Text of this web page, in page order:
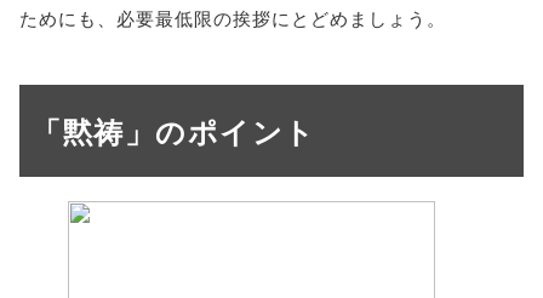
ためにも、必要最低限の挨拶にとどめましょう。
「黙祷」のポイント